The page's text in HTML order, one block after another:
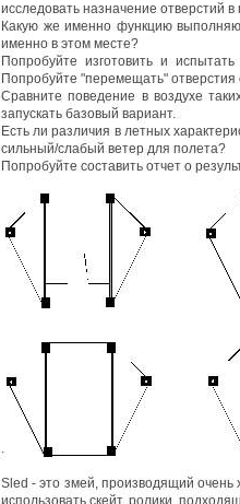
исследовать назначение отверстий
Какую же именно функцию
именно в этом месте?
Попробуйте изготовить и
Попробуйте "перемещать" отверстия
Сравните поведение в воздухе
запускать базовый вариант.
Есть ли различия в летных
сильный/слабый ветер для полета?
Попробуйте составить отчет о
.
Sled - это змей, производящий очень
использовать скейт, ролики,